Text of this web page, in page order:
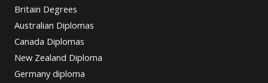
Britain Degrees
Australian Diplomas
Canada Diplomas
New Zealand Diploma
Germany diploma